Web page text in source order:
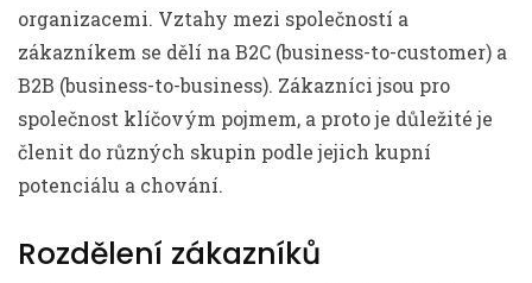
organizacemi. Vztahy mezi společností a
zákazníkem se dělí na B2C (business-to-customer) a
B2B (business-to-business). Zákazníci jsou pro
společnost klíčovým pojmem, a proto je důležité je
členit do různých skupin podle jejich kupní
potenciálu a chování.
Rozdělení zákazníků